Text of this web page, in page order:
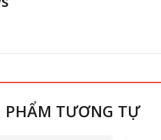
PHẨM TƯƠNG TỰ